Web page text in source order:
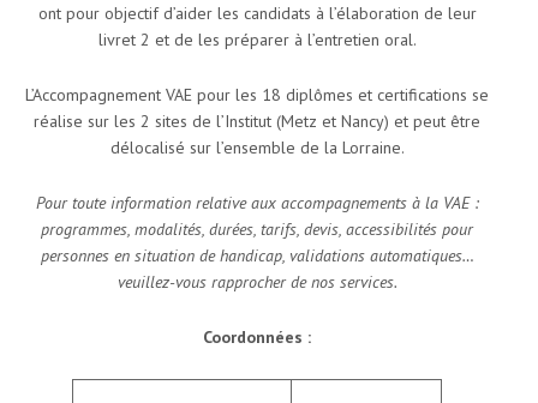
ont pour objectif d’aider les candidats à l’élaboration de leur
livret 2 et de les préparer à l’entretien oral.
L’Accompagnement VAE pour les 18 diplômes et certifications se
réalise sur les 2 sites de l’Institut (Metz et Nancy) et peut être
délocalisé sur l’ensemble de la Lorraine.
Pour toute information relative aux accompagnements à la VAE :
programmes, modalités, durées, tarifs, devis, accessibilités pour
personnes en situation de handicap, validations automatiques…
veuillez-vous rapprocher de nos services.
Coordonnées :